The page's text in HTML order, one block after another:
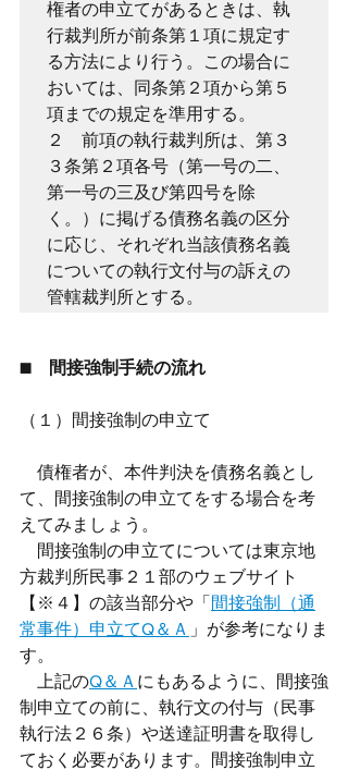
権者の申立てがあるときは、執
行裁判所が前条第１項に規定す
る方法により行う。この場合に
おいては、同条第２項から第５
項までの規定を準用する。
２　前項の執行裁判所は、第３
３条第２項各号（第一号の二、
第一号の三及び第四号を除
く。）に掲げる債務名義の区分
に応じ、それぞれ当該債務名義
についての執行文付与の訴えの
管轄裁判所とする。
■　間接強制手続の流れ
（１）間接強制の申立て
債権者が、本件判決を債務名義とし
て、間接強制の申立てをする場合を考
えてみましょう。
間接強制の申立てについては東京地
方裁判所民事２１部のウェブサイト
【※４】の該当部分や「 間接強制（通
常事件）申立てQ＆Ａ 」が参考になりま
す。
上記のQ＆Ａ にもあるように、間接強
制申立ての前に、執行文の付与（民事
執行法２６条）や送達証明書を取得し
ておく必要があります。間接強制申立